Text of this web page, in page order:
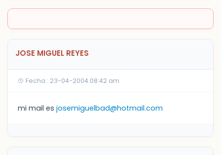
JOSE MIGUEL REYES
Fecha : 23-04-2004 08:42 am
mi mail es josemiguelbad@hotmail.com